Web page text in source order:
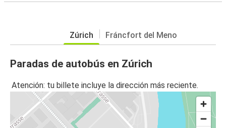
Zúrich Fráncfort del Meno
Paradas de autobús en Zúrich
Atención: tu billete incluye la dirección más reciente.